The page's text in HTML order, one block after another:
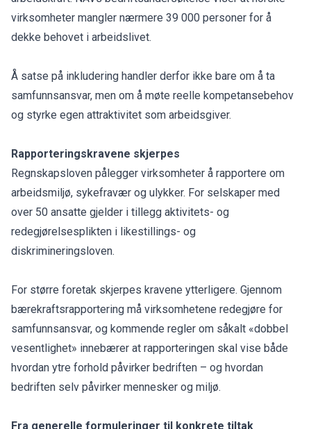
virksomheter mangler nærmere 39 000 personer for å
dekke behovet i arbeidslivet.
Å satse på inkludering handler derfor ikke bare om å ta
samfunnsansvar, men om å møte reelle kompetansebehov
og styrke egen attraktivitet som arbeidsgiver.
Rapporteringskravene skjerpes
Regnskapsloven pålegger virksomheter å rapportere om
arbeidsmiljø, sykefravær og ulykker. For selskaper med
over 50 ansatte gjelder i tillegg aktivitets- og
redegjørelsesplikten i likestillings- og
diskrimineringsloven.
For større foretak skjerpes kravene ytterligere. Gjennom
bærekraftsrapportering må virksomhetene redegjøre for
samfunnsansvar, og kommende regler om såkalt «dobbel
vesentlighet» innebærer at rapporteringen skal vise både
hvordan ytre forhold påvirker bedriften – og hvordan
bedriften selv påvirker mennesker og miljø.
Fra generelle formuleringer til konkrete tiltak